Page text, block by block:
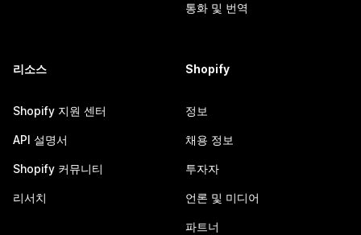
통화 및 번역
리소스
Shopify 지원 센터
API 설명서
Shopify 커뮤니티
리서치
Shopify
정보
채용 정보
투자자
언론 및 미디어
파트너